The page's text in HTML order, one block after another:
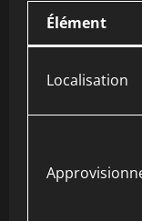
Élément
Localisation